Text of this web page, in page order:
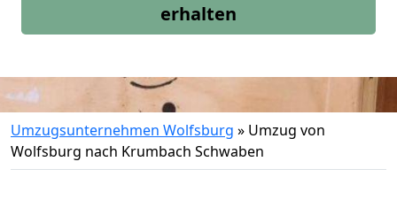
erhalten
Umzugsunternehmen Wolfsburg » Umzug von
Wolfsburg nach Krumbach Schwaben